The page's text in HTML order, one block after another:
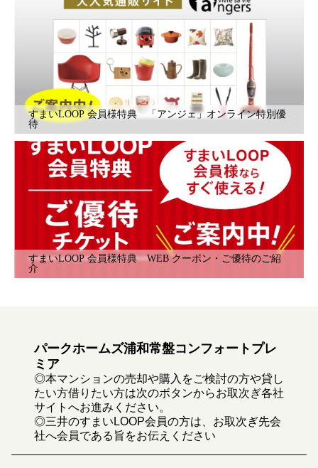
すまいLOOP 会員様特典 「アンジェ」オンライン特別優
待
すまいLOOP 会員様特典 WEB クーポン・ご優待のご紹
介
パークホームズ浦和常盤コンフォートプレ
ミア
◎本マンションの売却や購入をご検討の方や貸し
たい方借りたい方は次のボタンからお取次ぎ各社
サイトへお進みください。
◎三井のすまいLOOP会員の方は、お取次ぎ先会
社へ会員である旨をお伝えください